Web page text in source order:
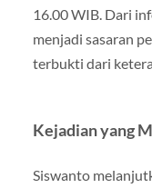
16.00 WIB. Dari
menjadi sasaran
terbukti dari
Kejadian yang
Siswanto